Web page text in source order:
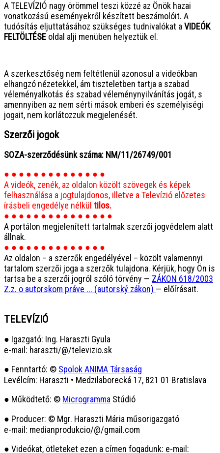
A TELEVÍZIÓ nagy örömmel teszi közzé az Önök hazai
vonatkozású eseményekről készített beszámolóit. A
tudósítás eljuttatásához szükséges tudnivalókat aVIDEÓK
FELTÖLTÉSE oldal alji menüben helyeztük el.
A szerkesztőség nem feltétlenül azonosul a videókban
elhangzó nézetekkel, ám tiszteletben tartja a szabad
véleményalkotás és szabad véleménynyilvánítás jogát, s
amennyiben az nem sérti mások emberi és személyiségi
jogait, nem korlátozzuk megjelenését.
Szerzői jogok
SOZA-szerződésünk száma: NM/11/26749/001
● ● ● ● ● ● ● ● ● ● ● ● ● ●
A videók, zenék, az oldalon közölt szövegek és képek
felhasználása a jogtulajdonos, illetve a Televízió előzetes
írásbeli engedélye nélkül tilos.
● ● ● ● ● ● ● ● ● ● ● ● ● ● ●
A portálon megjelenített tartalmak szerzői jogvédelem alatt
állnak.
● ● ● ● ● ● ● ● ● ● ● ● ● ●
Az oldalon – a szerzők engedélyével – közölt valamennyi
tartalom szerzői joga a szerzők tulajdona. Kérjük, hogy Ön is
tartsa be a szerzői jogról szóló törvény — ZÁKON 618/2003
Z.z. o autorskom práve ... (autorský zákon) — előírásait.
TELEVÍZIÓ
● Igazgató: Ing. Haraszti Gyula
e-mail: haraszti/@/televizio.sk
● Fenntartó: © Spolok ANIMA Társaság
Levélcím: Haraszti • Medzilaborecká 17, 821 01 Bratislava
● Működtető: © Microgramma Stúdió
● Producer: © Mgr. Haraszti Mária műsorigazgató
e-mail: medianprodukcio/@/gmail.com
● Videókat, ötleteket ezen a címen fogadunk: e-mail: